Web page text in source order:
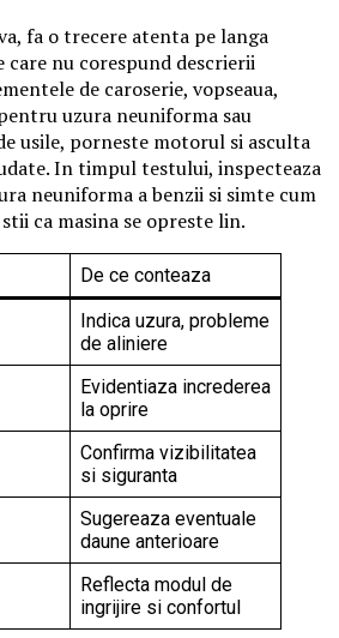
fa o trecere atenta pe langa
care nu corespund descrierii
de caroserie, vopseaua,
uzura neuniforma sau
usile, porneste motorul si asculta
In timpul testului, inspecteaza
neuniforma a benzii si simte cum
ca masina se opreste lin.
De ce conteaza
Indica uzura, probleme
de aliniere
Evidentiaza increderea
la oprire
Confirma vizibilitatea
si siguranta
Sugereaza eventuale
daune anterioare
Reflecta modul de
ingrijire si confortul